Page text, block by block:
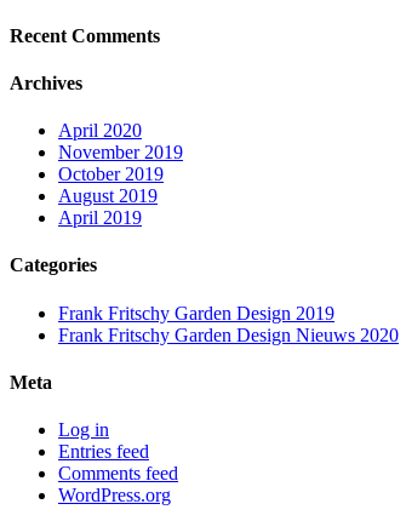
Recent Comments
Archives
April 2020
November 2019
October 2019
August 2019
April 2019
Categories
Frank Fritschy Garden Design 2019
Frank Fritschy Garden Design Nieuws 2020
Meta
Log in
Entries feed
Comments feed
WordPress.org